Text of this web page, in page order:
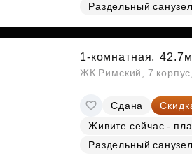
Раздельный санузел
1-комнатная,
ЖК Римский, 7
Сдана
Живите сейчас -
Раздельный санузел